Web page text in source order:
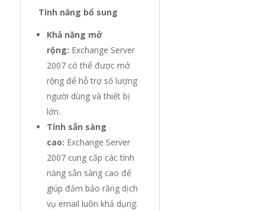
Tính năng bổ sung
Khả năng mở
rộng: Exchange Server
2007 có thể được mở
rộng để hỗ trợ số lượng
người dùng và thiết bị
lớn.
Tính sẵn sàng
cao: Exchange Server
2007 cung cấp các tính
năng sẵn sàng cao để
giúp đảm bảo rằng dịch
vụ email luôn khả dụng.